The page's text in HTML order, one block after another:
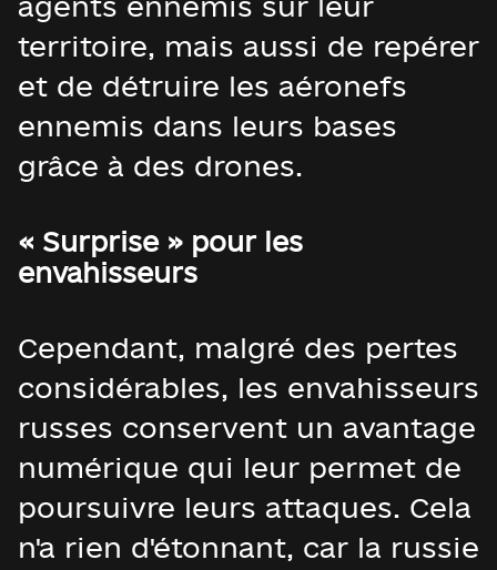
territoire, mais aussi de repérer
et de détruire les aéronefs
ennemis dans leurs bases
grâce à des drones.
« Surprise » pour les
envahisseurs
Cependant, malgré des pertes
considérables, les envahisseurs
russes conservent un avantage
numérique qui leur permet de
poursuivre leurs attaques. Cela
n'a rien d'étonnant, car la russie